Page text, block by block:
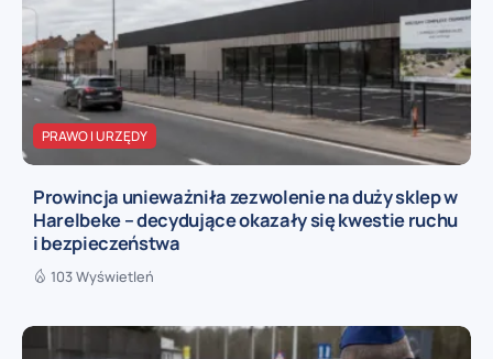
PRAWO I URZĘDY
Prowincja unieważniła zezwolenie na duży sklep w
Harelbeke – decydujące okazały się kwestie ruchu
i bezpieczeństwa
103 Wyświetleń